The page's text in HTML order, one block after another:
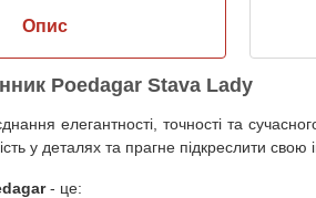
Опис
Poedagar Stava Lady
елегантності, точності та
у деталях та прагне підкреслити свою
- це: